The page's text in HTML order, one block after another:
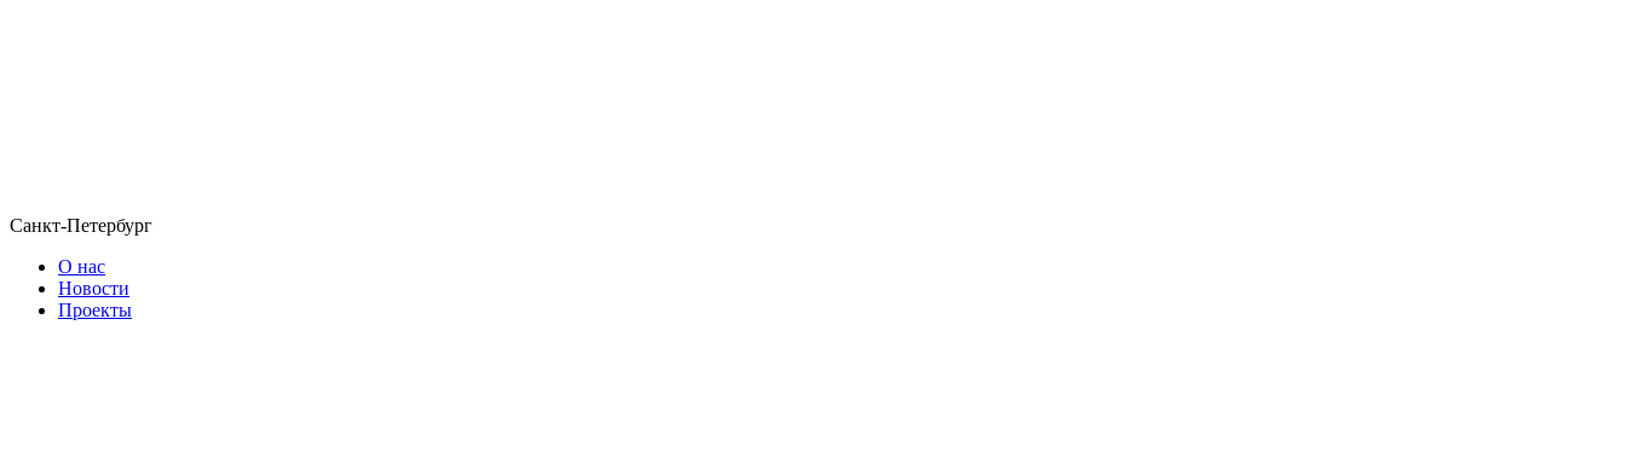
Санкт-Петербург
О нас
Новости
Проекты